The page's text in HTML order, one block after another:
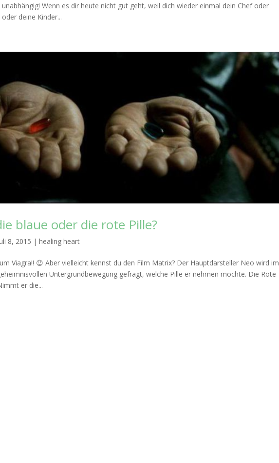
Wenn es dir heute nicht gut geht, weil dich wieder einmal dein Chef oder
deine Kinder...
blaue oder die rote Pille?
8, 2015 | healing heart
Viagra!! 😉 Aber vielleicht kennst du den Film Matrix? Der Hauptdarsteller Neo wird im
Untergrundbewegung gefragt, welche Pille er nehmen möchte. Die Rote
er die...